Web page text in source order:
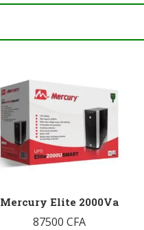
Mercury Elite 2000Va
87500 CFA